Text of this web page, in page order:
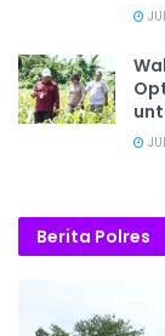
Berita Polres